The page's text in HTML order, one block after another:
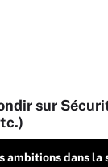
sur
ambitions dans la